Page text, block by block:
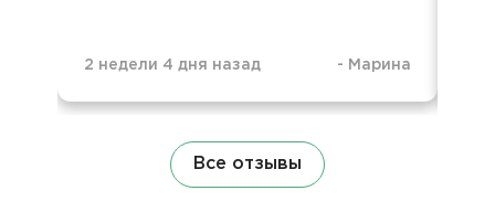
2 недели 4 дня назад - Марина
Все отзывы